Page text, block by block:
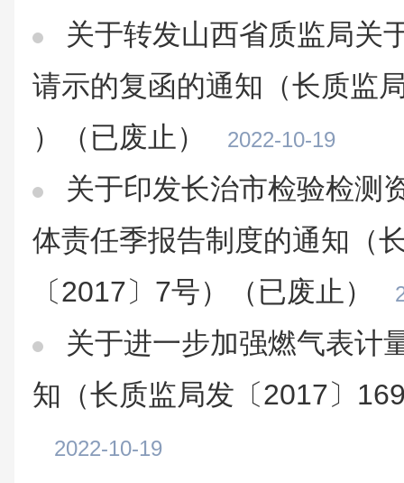
关于转发山西省质监局关
请示的复函的通知（长质监
）（已废止）
2022-10-19
关于印发长治市检验检测
体责任季报告制度的通知（
〔2017〕7号）（已废止）
关于进一步加强燃气表计
知（长质监局发〔2017〕
2022-10-19